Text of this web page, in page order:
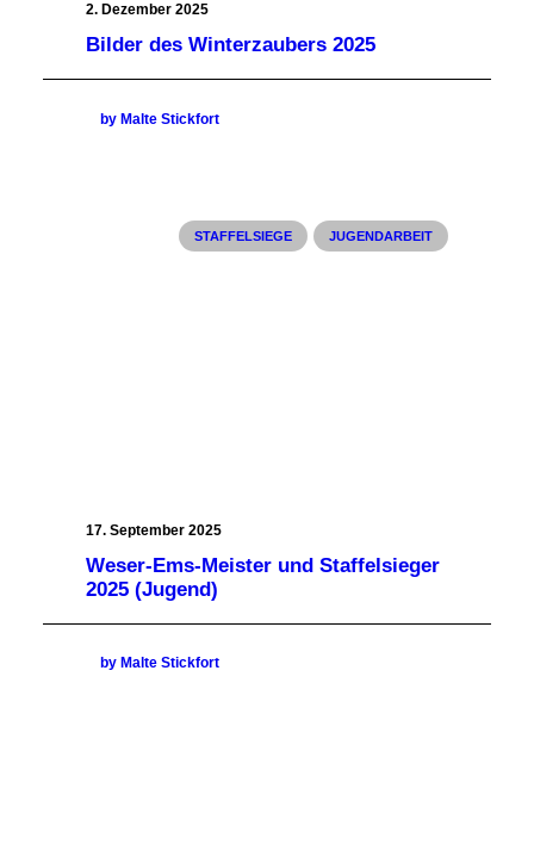
2. Dezember 2025
Bilder des Winterzaubers 2025
by Malte Stickfort
STAFFELSIEGE JUGENDARBEIT
17. September 2025
Weser-Ems-Meister und Staffelsieger
2025 (Jugend)
by Malte Stickfort